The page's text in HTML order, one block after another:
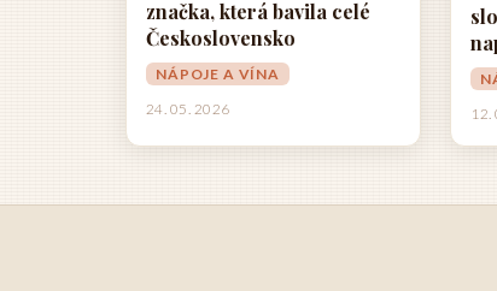
značka, která bavila celé
Československo
NÁPOJE A VÍNA
24. 05. 2026
12.